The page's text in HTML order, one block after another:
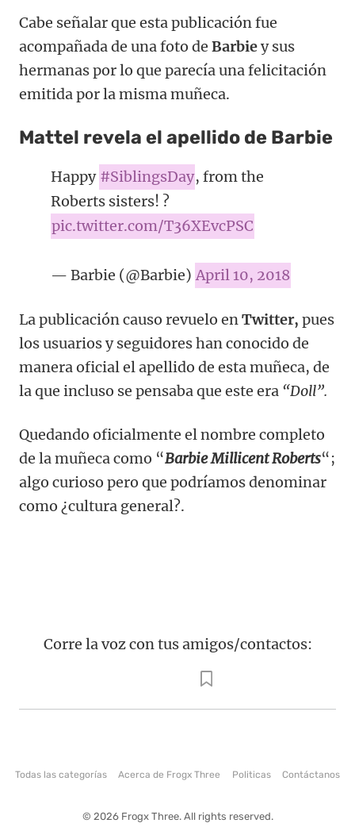
Cabe señalar que esta publicación fue
acompañada de una foto de Barbiey sus
hermanas por lo que parecía una felicitación
emitida por la misma muñeca.
Mattel revela el apellido de Barbie
Happy #SiblingsDay, from the
Roberts sisters! ?
pic.twitter.com/T36XEvcPSC
— Barbie (@Barbie) April 10, 2018
La publicación causo revuelo enTwitter, pues
los usuarios y seguidores han conocido de
manera oficial el apellido de esta muñeca, de
la que incluso se pensaba que este era “Doll”.
Quedando oficialmente el nombre completo
de la muñeca como “Barbie Millicent Roberts“;
algo curioso pero que podríamos denominar
como ¿cultura general?.
Corre la voz con tus amigos/contactos:
Todas las categorías Acerca de Frogx Three Politicas Contáctanos
© 2026 Frogx Three. All rights reserved.